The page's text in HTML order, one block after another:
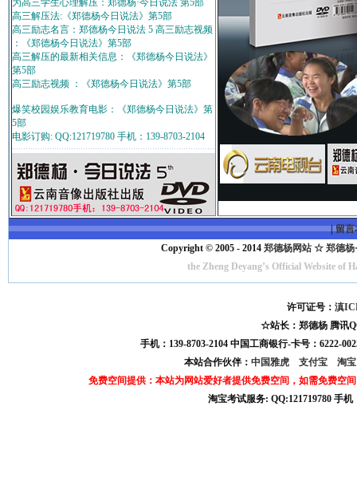
为高三学生心理解压：郑德杨·今日说法 第5部
高三解压法:《郑德杨今日说法》第5部
高三励志名言：郑德杨今日说法 5 高三励志视频
：《郑德杨今日说法》第5部
高三解压的最新相关信息：《郑德杨今日说法》
第5部
高三励志视频 ：《郑德杨今日说法》第5部
爆笑校园娱乐教育电影：《郑德杨今日说法》第
5部
电影订购: QQ:121719780 手机：139-8703-2104
|留言
Copyright © 2005 - 2014 郑德杨网站 ☆ 郑德杨
the Zheng Deyang’s Official Website
许可证号：滇
☆站长：郑德杨 腾讯
手机：139-8703-2104 中国工商银行-卡号：6222-
本站合作伙伴： 中国雅虎 支付宝
淘
免费空间提供：本站为网站爱好者提供免费空间，如需免费空
淘宝考试服务: QQ:121719780 手